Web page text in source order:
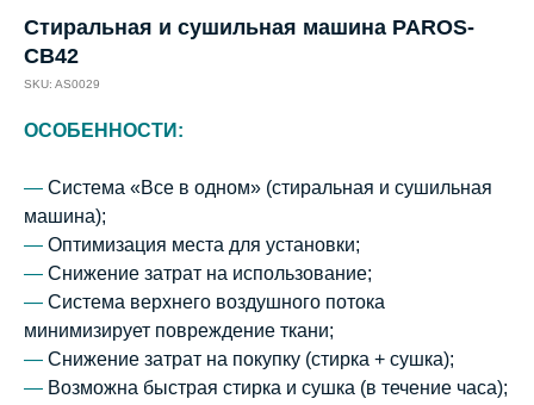
Стиральная и сушильная машина PAROS-
CB42
SKU: AS0029
ОСОБЕННОСТИ:
— Система «Все в одном» (стиральная и сушильная
машина);
— Оптимизация места для установки;
— Снижение затрат на использование;
— Система верхнего воздушного потока
минимизирует повреждение ткани;
— Снижение затрат на покупку (стирка + сушка);
— Возможна быстрая стирка и сушка (в течение часа);